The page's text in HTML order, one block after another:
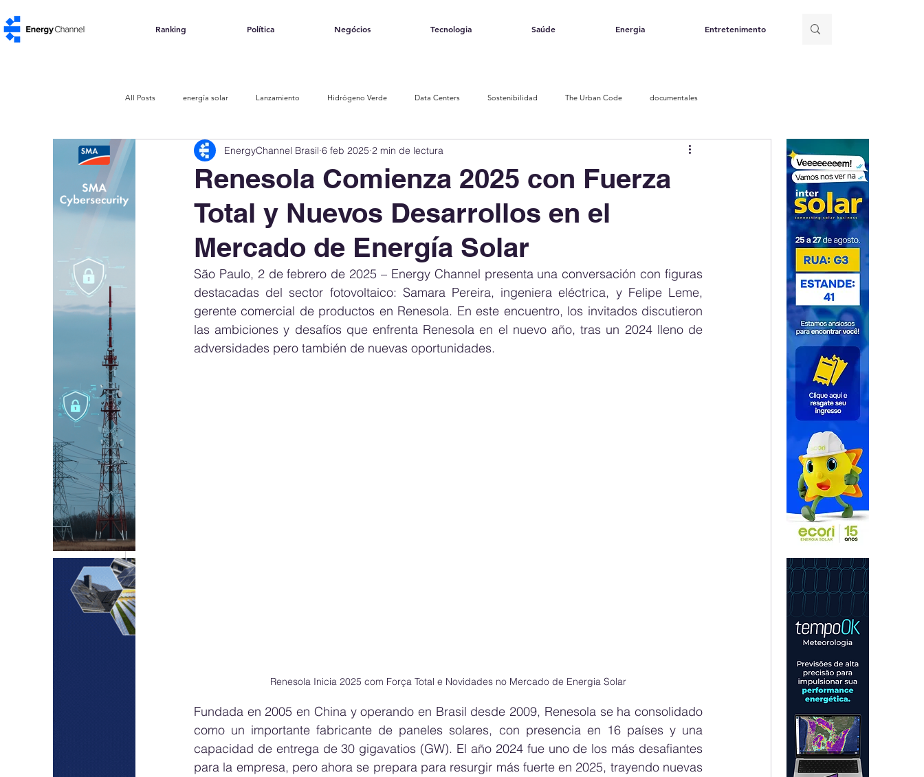
Ranking Política Negócios Tecnologia Saúde Energia Entretenimento
All Posts energía solar Lanzamiento Hidrógeno Verde Data Centers Sostenibilidad The Urban Code documentales
Documentales Créditos de carbono Brasil Sistemas solares
Renesola Comienza 2025 con Fuerza
Total y Nuevos Desarrollos en el
Mercado de Energía Solar
EnergyChannel Brasil 6 feb 2025 2 min de lectura
São Paulo, 2 de febrero de 2025 – Energy Channel presenta una conversación con figuras
destacadas del sector fotovoltaico: Samara Pereira, ingeniera eléctrica, y Felipe Leme,
gerente comercial de productos en Renesola. En este encuentro, los invitados discutieron
las ambiciones y desafíos que enfrenta Renesola en el nuevo año, tras un 2024 lleno de
adversidades pero también de nuevas oportunidades.
Renesola Inicia 2025 com Força Total e Novidades no Mercado de Energia Solar
Fundada en 2005 en China y operando en Brasil desde 2009, Renesola se ha consolidado
como un importante fabricante de paneles solares, con presencia en 16 países y una
capacidad de entrega de 30 gigavatios (GW). El año 2024 fue uno de los más desafiantes
para la empresa, pero ahora se prepara para resurgir más fuerte en 2025, trayendo nuevas